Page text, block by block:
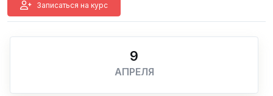
Записаться на курс
9
АПРЕЛЯ